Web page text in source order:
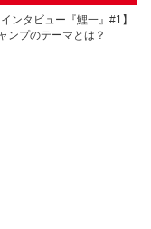
ンタビュー『鯉一』#1】
ンプのテーマとは？